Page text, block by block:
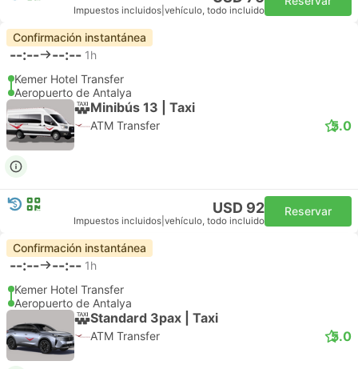
Impuestos incluidos vehículo, todo incluido
Confirmación instantánea
--:-- --:-- 1h
Kemer Hotel Transfer
Aeropuerto de Antalya
Minibús 13 | Taxi
ATM Transfer 5.0
USD 92
Impuestos incluidos vehículo, todo incluido
Reservar
Confirmación instantánea
--:-- --:-- 1h
Kemer Hotel Transfer
Aeropuerto de Antalya
Standard 3pax | Taxi
ATM Transfer 5.0